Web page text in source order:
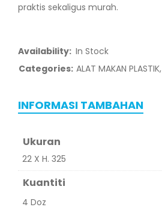
praktis sekaligus murah.
Availability: In Stock
Categories: ALAT MAKAN PLASTIK,
INFORMASI TAMBAHAN
Ukuran
22 X H. 325
Kuantiti
4 Doz